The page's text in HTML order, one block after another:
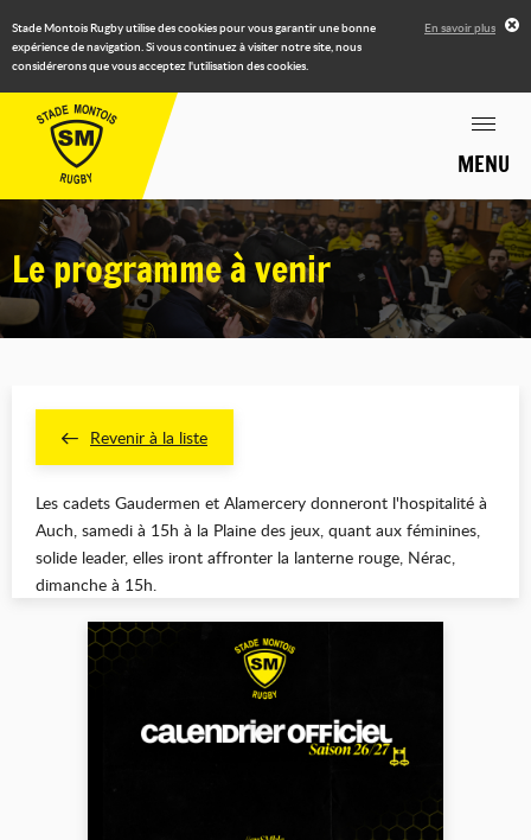
Stade Montois Rugby utilise des cookies pour vous garantir une bonne
expérience de navigation. Si vous continuez à visiter notre site, nous
considérerons que vous acceptez l'utilisation des cookies.
En savoir plus
MENU
Le programme à venir
Revenir à la liste
Les cadets Gaudermen et Alamercery donneront l'hospitalité à
Auch, samedi à 15h à la Plaine des jeux, quant aux féminines,
solide leader, elles iront affronter la lanterne rouge, Nérac,
dimanche à 15h.